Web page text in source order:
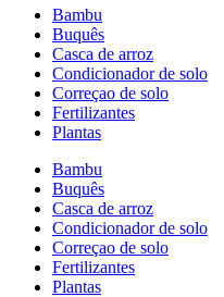
Bambu
Buquês
Casca de arroz
Condicionador de solo
Correçao de solo
Fertilizantes
Plantas
Bambu
Buquês
Casca de arroz
Condicionador de solo
Correçao de solo
Fertilizantes
Plantas